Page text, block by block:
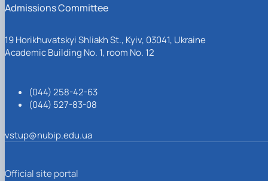
Admissions Committee
19 Horikhuvatskyi Shliakh St., Kyiv, 03041, Ukraine
Academic Building No. 1, room No. 12
(044) 258-42-63
(044) 527-83-08
vstup@nubip.edu.ua
Official site portal